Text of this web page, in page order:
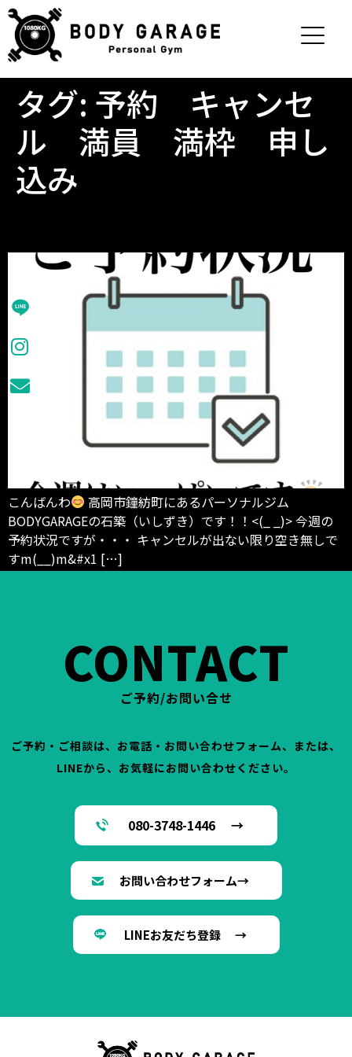
タグ: 予約 キャンセ
ル 満員 満枠 申し
込み
こんばんわ
高岡市鐘紡町にあるパーソナルジム
BODYGARAGEの石築（いしずき）です！！<(_ _)> 今週の
予約状況ですが・・・ キャンセルが出ない限り空き無しで
すm(__)m&#x1 […]
CONTACT
ご予約/お問い合せ
ご予約・ご相談は、お電話・お問い合わせフォーム、または、
LINEから、お気軽にお問い合わせください。
080-3748-1446 →
お問い合わせフォーム→
LINEお友だち登録 →